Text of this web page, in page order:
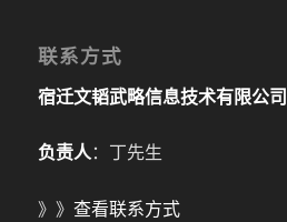
联系方式
宿迁文韬武略信息技术有限公司
负责人：丁先生
》》 查看联系方式